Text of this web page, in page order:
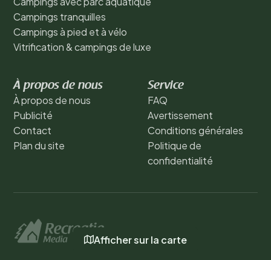
Afficher sur la carte
Campings tranquilles
Campings à pied et à vélo
Vitrification & campings de luxe
À propos de nous
À propos de nous
Publicité
Contact
Plan du site
Service
FAQ
Avertissement
Conditions générales
Politique de
confidentialité